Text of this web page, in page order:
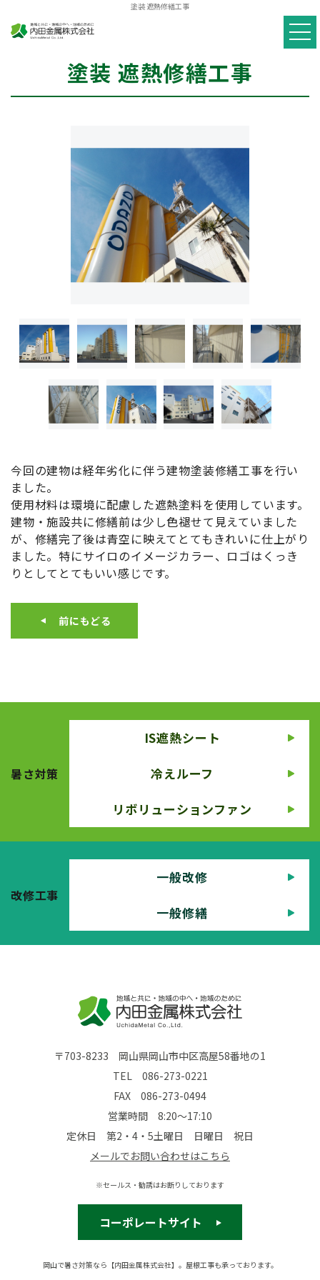
塗装 遮熱修繕工事
塗装 遮熱修繕工事
今回の建物は経年劣化に伴う建物塗装修繕工事を行い
ました。
使用材料は環境に配慮した遮熱塗料を使用しています。
建物・施設共に修繕前は少し色褪せて見えていました
が、修繕完了後は青空に映えてとてもきれいに仕上がり
ました。特にサイロのイメージカラー、ロゴはくっき
りとしてとてもいい感じです。
前にもどる
暑さ対策
IS遮熱シート
冷えルーフ
リボリューションファン
改修工事
一般改修
一般修繕
〒703-8233 岡山県岡山市中区高屋58番地の1
TEL 086-273-0221
FAX 086-273-0494
営業時間 8:20～17:10
定休日 第2・4・5土曜日 日曜日 祝日
メールでお問い合わせはこちら
※セールス・勧誘はお断りしております
コーポレートサイト
岡山で暑さ対策なら【内田金属株式会社】。屋根工事も承っております。